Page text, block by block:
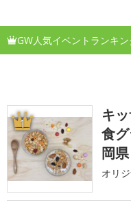
GW人気イベントランキ
1
キ
食
岡県
オリ